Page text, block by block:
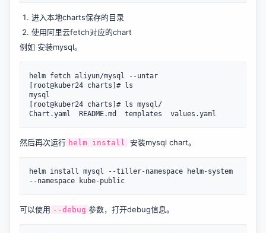
进入本地charts保存的目录
使用阿里云fetch对应的chart
例如 安装mysql。
helm fetch aliyun/mysql --untar
[root@kuber24 charts]# ls
mysql
[root@kuber24 charts]# ls mysql/
然后再次运行 helm install 安装mysql chart。
helm install mysql --tiller-namespace helm-system
可以使用 --debug 参数，打开debug信息。